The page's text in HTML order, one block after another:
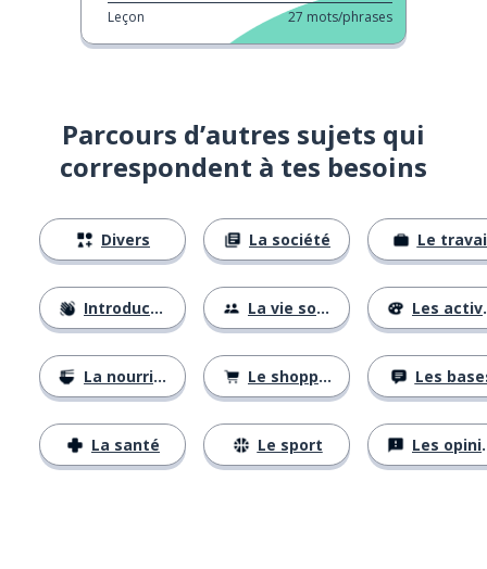
Leçon 27 mots/phrases
Parcours d’autres sujets qui
correspondent à tes besoins
Divers
Introductions
La nourriture
La santé
La société
La vie sociale
Le shopping
Le sport
Le
Les activités
Les
Les opinions